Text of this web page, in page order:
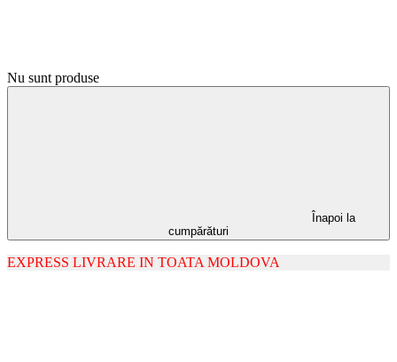
Nu sunt produse
Înapoi la
cumpărături
EXPRESS LIVRARE IN TOATA MOLDOVA